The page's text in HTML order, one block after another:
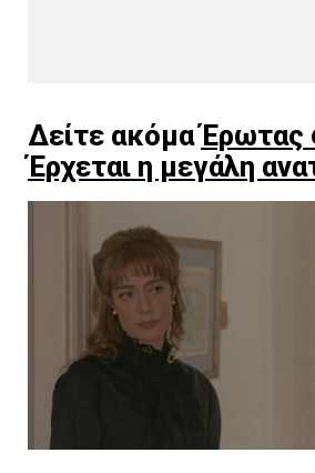
Δείτε ακόμαΈρωτας
Έρχεται η μεγάλη